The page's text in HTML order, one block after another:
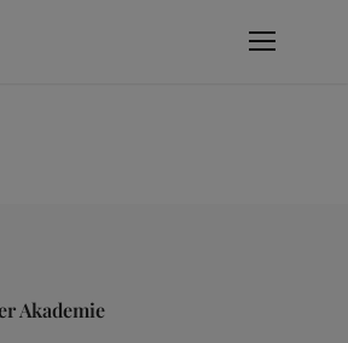
Akademie